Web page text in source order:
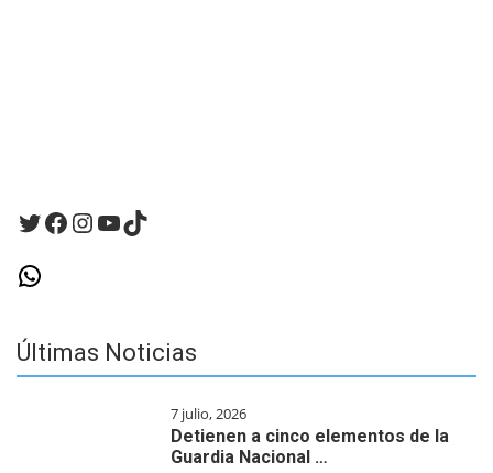
Twitter
Facebook
Instagram
YouTube
TikTok
WhatsApp
Últimas Noticias
7 julio, 2026
Detienen a cinco elementos de la
Guardia Nacional …